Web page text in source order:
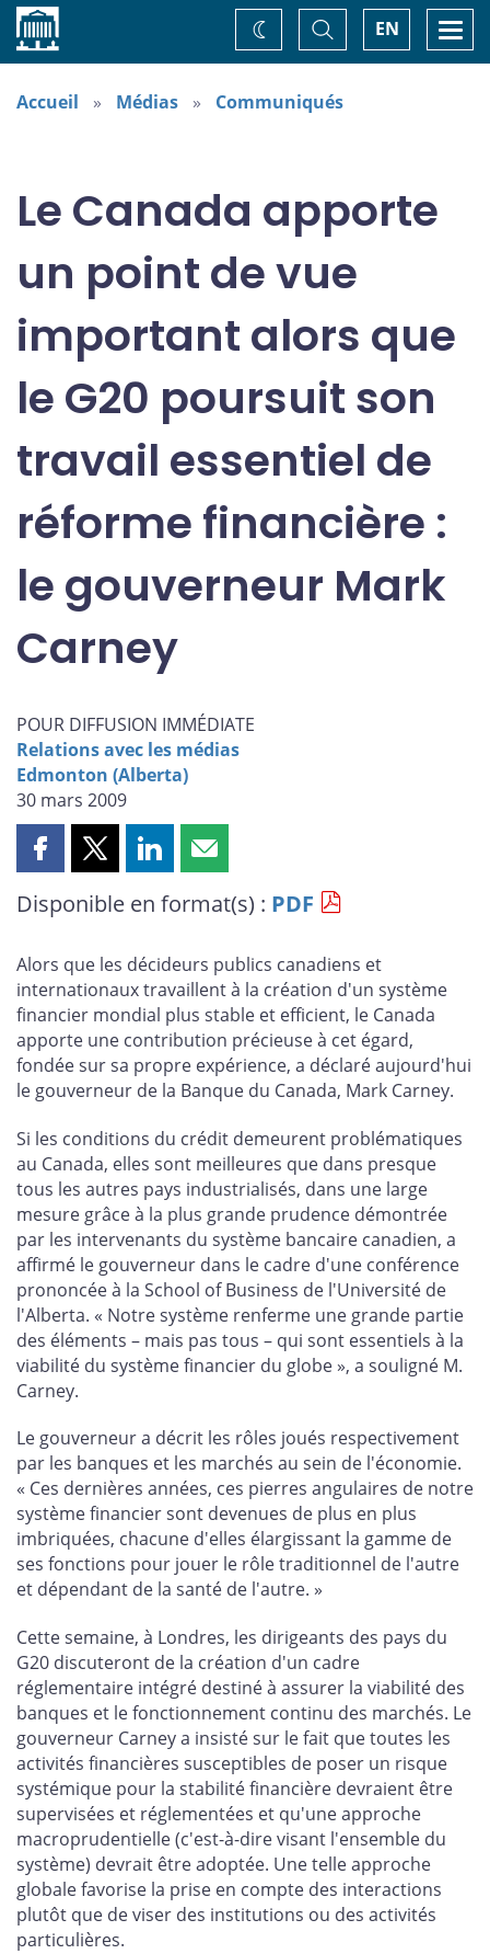
Accueil EN
Basculer
la
recherche
Changez
de
thème
Accueil Médias Communiqués
Le Canada apporte
un point de vue
important alors que
le G20 poursuit son
travail essentiel de
réforme financière :
le gouverneur Mark
Carney
POUR DIFFUSION IMMÉDIATE
Relations avec les médias
Edmonton (Alberta)
30 mars 2009
Partager
page
Facebook
Partager
page
X
Partager
page
LinkedIn
Partager
page
courriel
Disponible en format(s) : PDF
Alors que les décideurs publics canadiens et
internationaux travaillent à la création d'un système
financier mondial plus stable et efficient, le Canada
apporte une contribution précieuse à cet égard,
fondée sur sa propre expérience, a déclaré aujourd'hui
le gouverneur de la Banque du Canada, Mark Carney.
Si les conditions du crédit demeurent problématiques
au Canada, elles sont meilleures que dans presque
tous les autres pays industrialisés, dans une large
mesure grâce à la plus grande prudence démontrée
par les intervenants du système bancaire canadien, a
affirmé le gouverneur dans le cadre d'une conférence
prononcée à la School of Business de l'Université de
l'Alberta. « Notre système renferme une grande partie
des éléments – mais pas tous – qui sont essentiels à la
viabilité du système financier du globe », a souligné M.
Carney.
Le gouverneur a décrit les rôles joués respectivement
par les banques et les marchés au sein de l'économie.
« Ces dernières années, ces pierres angulaires de notre
système financier sont devenues de plus en plus
imbriquées, chacune d'elles élargissant la gamme de
ses fonctions pour jouer le rôle traditionnel de l'autre
et dépendant de la santé de l'autre. »
Cette semaine, à Londres, les dirigeants des pays du
G20 discuteront de la création d'un cadre
réglementaire intégré destiné à assurer la viabilité des
banques et le fonctionnement continu des marchés. Le
gouverneur Carney a insisté sur le fait que toutes les
activités financières susceptibles de poser un risque
systémique pour la stabilité financière devraient être
supervisées et réglementées et qu'une approche
macroprudentielle (c'est-à-dire visant l'ensemble du
système) devrait être adoptée. Une telle approche
globale favorise la prise en compte des interactions
plutôt que de viser des institutions ou des activités
particulières.